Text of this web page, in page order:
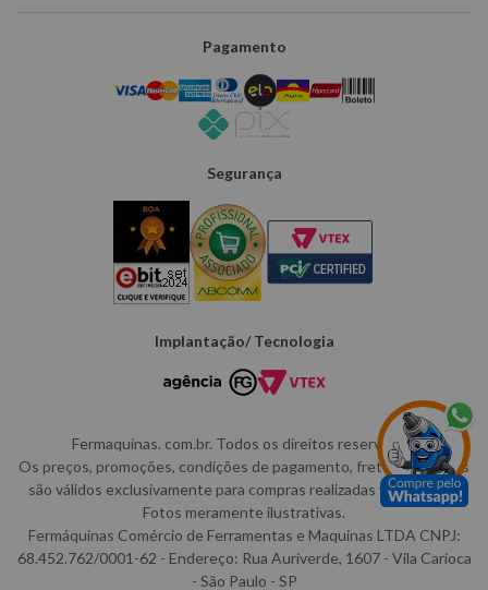
Pagamento
Segurança
Implantação/ Tecnologia
Fermaquinas. com.br. Todos os direitos reservados.
Os preços, promoções, condições de pagamento, frete e produtos
são válidos exclusivamente para compras realizadas via internet,
Fotos meramente ilustrativas.
Fermáquinas Comércio de Ferramentas e Maquinas LTDA CNPJ:
68.452.762/0001-62 - Endereço: Rua Auriverde, 1607 - Vila Carioca
- São Paulo - SP